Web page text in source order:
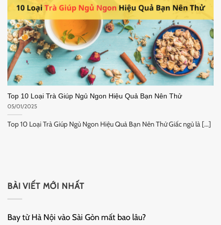
Top 10 Loại Trà Giúp Ngủ Ngon Hiệu Quả Bạn Nên Thử
05/01/2025
Top 10 Loại Trà Giúp Ngủ Ngon Hiệu Quả Bạn Nên Thử Giấc ngủ là [...]
BÀI VIẾT MỚI NHẤT
Bay từ Hà Nội vào Sài Gòn mất bao lâu?